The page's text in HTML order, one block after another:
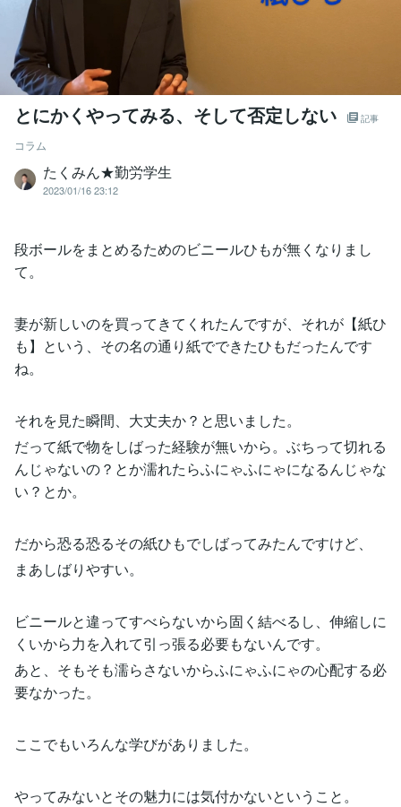
とにかくやってみる、そして否定しない 記事
コラム
たくみん★勤労学生
2023/01/16 23:12
段ボールをまとめるためのビニールひもが無くなりまし
て。
妻が新しいのを買ってきてくれたんですが、それが【紙ひ
も】という、その名の通り紙でできたひもだったんです
ね。
それを見た瞬間、大丈夫か？と思いました。
だって紙で物をしばった経験が無いから。ぶちって切れる
んじゃないの？とか濡れたらふにゃふにゃになるんじゃな
い？とか。
だから恐る恐るその紙ひもでしばってみたんですけど、
まあしばりやすい。
ビニールと違ってすべらないから固く結べるし、伸縮しに
くいから力を入れて引っ張る必要もないんです。
あと、そもそも濡らさないからふにゃふにゃの心配する必
要なかった。
ここでもいろんな学びがありました。
やってみないとその魅力には気付かないということ。